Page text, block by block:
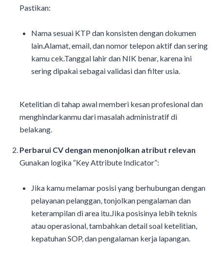
Pastikan:
Nama sesuai KTP dan konsisten dengan dokumen
lain.Alamat, email, dan nomor telepon aktif dan sering
kamu cek.Tanggal lahir dan NIK benar, karena ini
sering dipakai sebagai validasi dan filter usia.
Ketelitian di tahap awal memberi kesan profesional dan
menghindarkanmu dari masalah administratif di
belakang.
Perbarui CV dengan menonjolkan atribut relevan
Gunakan logika “Key Attribute Indicator”:
Jika kamu melamar posisi yang berhubungan dengan
pelayanan pelanggan, tonjolkan pengalaman dan
keterampilan di area itu.Jika posisinya lebih teknis
atau operasional, tambahkan detail soal ketelitian,
kepatuhan SOP, dan pengalaman kerja lapangan.